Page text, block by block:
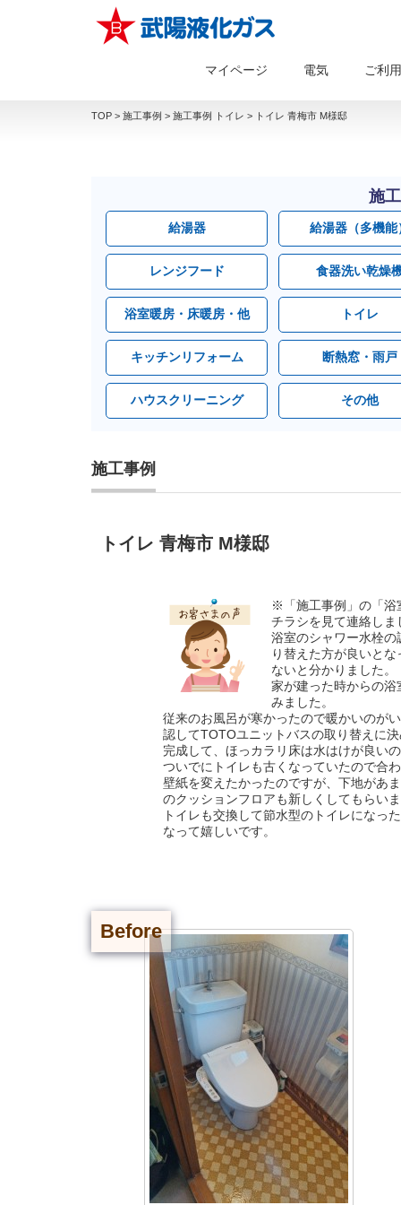
マイページ 電気 ご利
TOP > 施工事例 > 施工事例 トイレ > トイレ 青梅市 M様邸
施
給湯器 給湯器（多機能
レンジフード 食器洗い乾燥
浴室暖房・床暖房・他 トイレ
キッチンリフォーム 断熱窓・雨戸
ハウスクリーニング その他
施工事例
トイレ 青梅市 M様邸
※「施工事例」の「浴
チラシを見て連絡しま
浴室のシャワー水栓
り替えた方が良いと
ないと分かりました。
家が建った時からの
みました。
従来のお風呂が寒かったので暖かいのが
認してTOTOユニットバスの取り替えに
完成して、ほっカラリ床は水はけが良い
ついでにトイレも古くなっていたので合
壁紙を変えたかったのですが、下地があ
のクッションフロアも新しくしてもらい
トイレも交換して節水型のトイレになっ
なって嬉しいです。
Before